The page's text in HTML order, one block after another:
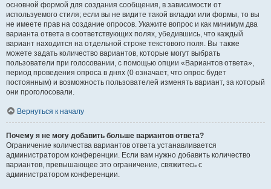
основной формой для создания сообщения, в зависимости от
используемого стиля; если вы не видите такой вкладки или формы, то вы
не имеете прав на создание опросов. Укажите вопрос и как минимум два
варианта ответа в соответствующих полях, убедившись, что каждый
вариант находится на отдельной строке текстового поля. Вы также
можете задать количество вариантов, которые могут выбрать
пользователи при голосовании, с помощью опции «Вариантов ответа»,
период проведения опроса в днях (0 означает, что опрос будет
постоянным) и возможность пользователей изменять вариант, за который
они проголосовали.
Вернуться к началу
Почему я не могу добавить больше вариантов ответа?
Ограничение количества вариантов ответа устанавливается
администратором конференции. Если вам нужно добавить количество
вариантов, превышающее это ограничение, свяжитесь с
администратором конференции.